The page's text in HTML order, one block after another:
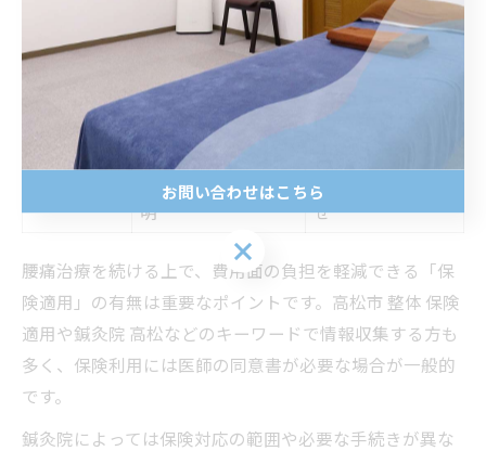
ト
内容 注意点
医師の同意書要 事前確認必須
対応範囲 院によって異なる
カウンセリング時説
明
不明点は問い合わ
せ
腰痛治療を続ける上で、費用面の負担を軽減できる「保
険適用」の有無は重要なポイントです。高松市 整体 保険
適用や鍼灸院 高松などのキーワードで情報収集する方も
多く、保険利用には医師の同意書が必要な場合が一般的
です。
鍼灸院によっては保険対応の範囲や必要な手続きが異な
お問い合わせはこちら
お問い合わせはこちら